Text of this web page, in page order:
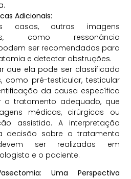
Adicionais:
casos, outras imagens
como ressonância
ser recomendadas para
e detectar obstruções.
que ela pode ser classificada
como pré-testicular, testicular
da causa específica
o tratamento adequado, que
médicas, cirúrgicas ou
assistida. A interpretação
decisão sobre o tratamento
ser realizadas em
e o paciente.
Uma Perspectiva